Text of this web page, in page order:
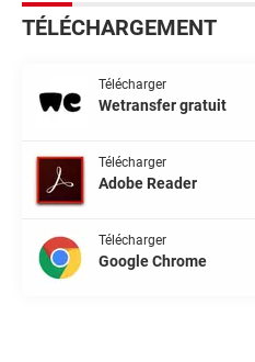
TÉLÉCHARGEMENT
Télécharger
Wetransfer gratuit
Télécharger
Adobe Reader
Télécharger
Google Chrome